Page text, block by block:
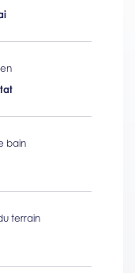
bain
terrain